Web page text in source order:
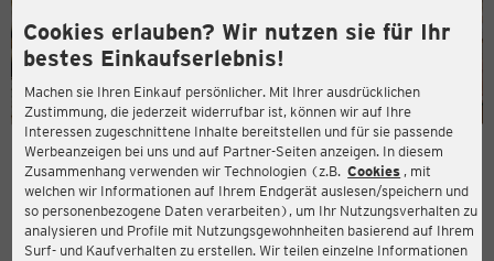
Cookies erlauben? Wir nutzen sie für Ihr
bestes Einkaufserlebnis!
Machen sie Ihren Einkauf persönlicher. Mit Ihrer ausdrücklichen
Zustimmung, die jederzeit widerrufbar ist, können wir auf Ihre
Interessen zugeschnittene Inhalte bereitstellen und für sie passende
Werbeanzeigen bei uns und auf Partner-Seiten anzeigen. In diesem
Zusammenhang verwenden wir Technologien (z.B. Cookies , mit
welchen wir Informationen auf Ihrem Endgerät auslesen/speichern und
so personenbezogene Daten verarbeiten), um Ihr Nutzungsverhalten zu
analysieren und Profile mit Nutzungsgewohnheiten basierend auf Ihrem
Surf- und Kaufverhalten zu erstellen. Wir teilen einzelne Informationen
ERNSTING'S FAMILY FILIALE
Kabeler Straße 25
58099 Hagen